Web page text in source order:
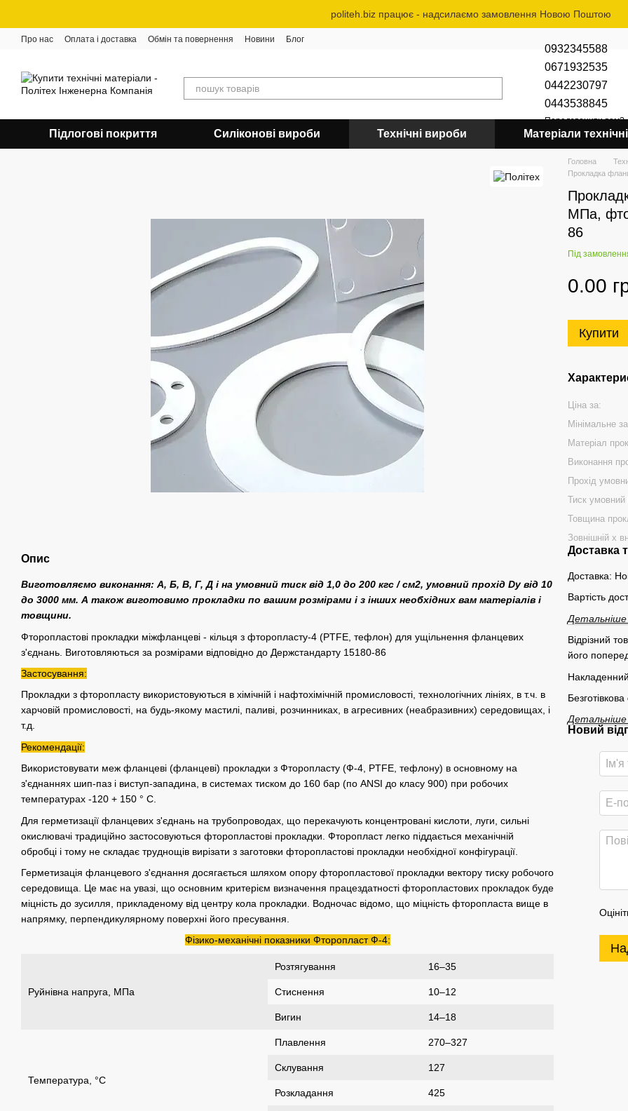
politeh.biz працює - надсилаємо замовлення Новою Поштою
Про нас Оплата і доставка Обмін та повернення Новини Блог
0932345588
0671932535
0442230797
0443538845
Передзвонити вам?
Підлогові покриття Силіконові вироби Технічні вироби Матеріали технічні
Опис
Виготовляємо виконання: А, Б, В, Г, Д і на умовний тиск від 1,0 до 200 кгс / см2, умовний прохід Dу від 10
до 3000 мм. А також виготовимо прокладки по вашим розмірами і з інших необхідних вам матеріалів і
товщини.
Фторопластові прокладки міжфланцеві - кільця з фторопласту-4 (PTFE, тефлон) для ущільнення фланцевих
з'єднань. Виготовляються за розмірами відповідно до Держстандарту 15180-86
Застосування:
Прокладки з фторопласту використовуються в хімічній і нафтохімічній промисловості, технологічних лініях, в т.ч. в
харчовій промисловості, на будь-якому мастилі, паливі, розчинниках, в агресивних (неабразивних) середовищах, і
т.д.
Рекомендації:
Використовувати меж фланцеві (фланцеві) прокладки з Фторопласту (Ф-4, PTFE, тефлону) в основному на
з'єднаннях шип-паз і виступ-западина, в системах тиском до 160 бар (по ANSI до класу 900) при робочих
температурах -120 + 150 ° С.
Для герметизації фланцевих з'єднань на трубопроводах, що перекачують концентровані кислоти, луги, сильні
окислювачі традиційно застосовуються фторопластові прокладки. Фторопласт легко піддається механічній
обробці і тому не складає труднощів вирізати з заготовки фторопластові прокладки необхідної конфігурації.
Герметизація фланцевого з'єднання досягається шляхом опору фторопластової прокладки вектору тиску робочого
середовища. Це має на увазі, що основним критерієм визначення працездатності фторопластових прокладок буде
міцність до зусилля, прикладеному від центру кола прокладки. Водночас відомо, що міцність фторопласта вище в
напрямку, перпендикулярному поверхні його пресування.
Фізико-механічні показники Фторопласт Ф-4:
Руйнівна напруга, МПа
Розтягування 16–35
Стиснення 10–12
Вигин 14–18
Температура, °С
Плавлення 270–327
Склування 127
Розкладання 425
Головна
Прокладка
МПа,
86
Під
0.00
Купити
Ціна за:
Мінімальне
Матеріал
Виконання
Прохід
Тиск
Товщина
Зовнішній х
Доставка
Доставка:
Вартість
Відрізний
його
Новий